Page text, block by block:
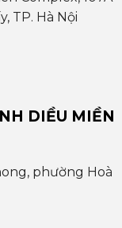
TP. Hà Nội
DIỀU MIỀN
phường Hoà